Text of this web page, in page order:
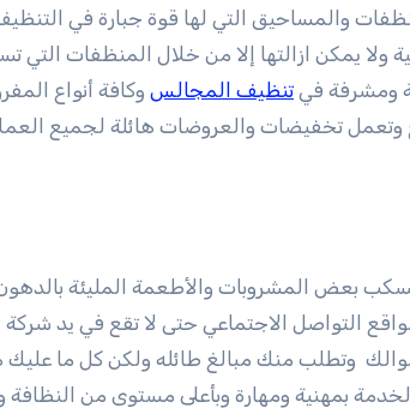
والمساحيق التي لها قوة جبارة في
يمكن ازالتها إلا من خلال المنظفات التي
ومشرفة في تنظيف المجالس وكافة أنواع
وتعمل تخفيضات والعروضات هائلة لجميع
بعض المشروبات والأطعمة المليئة
التواصل الاجتماعي حتى لا تقع في يد شركة
وتطلب منك مبالغ طائله ولكن كل ما
بمهنية ومهارة وبأعلى مستوى من النظافة